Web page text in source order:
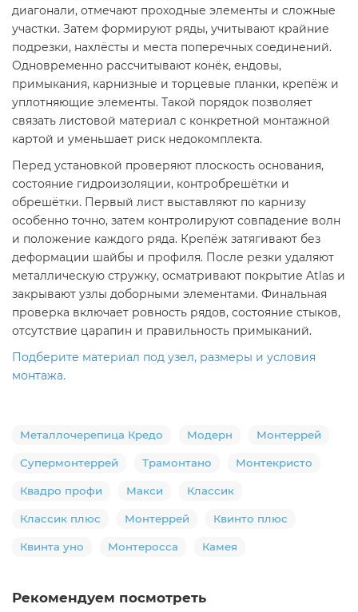
диагонали, отмечают проходные элементы и сложные
участки. Затем формируют ряды, учитывают крайние
подрезки, нахлёсты и места поперечных соединений.
Одновременно рассчитывают конёк, ендовы,
примыкания, карнизные и торцевые планки, крепёж и
уплотняющие элементы. Такой порядок позволяет
связать листовой материал с конкретной монтажной
картой и уменьшает риск недокомплекта.
Перед установкой проверяют плоскость основания,
состояние гидроизоляции, контробрешётки и
обрешётки. Первый лист выставляют по карнизу
особенно точно, затем контролируют совпадение волн
и положение каждого ряда. Крепёж затягивают без
деформации шайбы и профиля. После резки удаляют
металлическую стружку, осматривают покрытие Atlas и
закрывают узлы доборными элементами. Финальная
проверка включает ровность рядов, состояние стыков,
отсутствие царапин и правильность примыканий.
Подберите материал под узел, размеры и условия
монтажа.
Металлочерепица Кредо Модерн Монтеррей
Супермонтеррей Трамонтано Монтекристо
Квадро профи Макси Классик
Классик плюс Монтеррей Квинто плюс
Квинта уно Монтеросса Камея
Рекомендуем посмотреть